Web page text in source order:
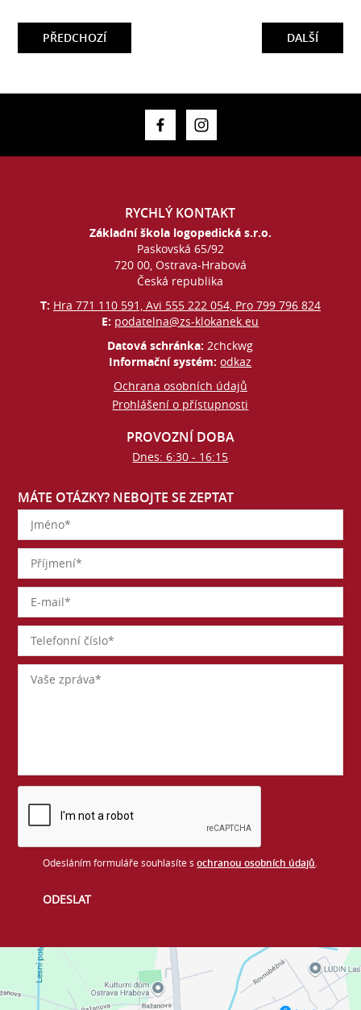
DALŠÍ
PŘEDCHOZÍ
RYCHLÝ KONTAKT
Základní škola logopedická s.r.o.
Paskovská 65/92
720 00, Ostrava-Hrabová
Česká republika
T: Hra 771 110 591, Avi 555 222 054, Pro 799 796 824
E: podatelna@zs-klokanek.eu
Datová schránka:2chckwg
Informační systém:odkaz
Ochrana osobních údajů
Prohlášení o přístupnosti
PROVOZNÍ DOBA
Dnes: 6:30 - 16:15
MÁTE OTÁZKY? NEBOJTE SE ZEPTAT
Odesláním formuláře souhlasíte sochranou osobních údajů